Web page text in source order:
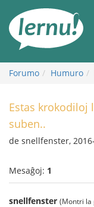
enhavo
Forumo Humuro
Estas krokodiloj
suben..
de snellfenster,
Mesaĝoj: 1
snellfenster (Montri la